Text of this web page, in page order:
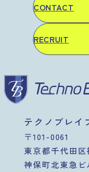
CONTACT
RECRUIT
テクノブレイ
〒101-0061
東京都千代田区
神保町北東急ビ